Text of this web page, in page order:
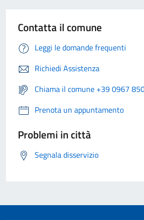
Contatta il comune
Leggi le domande frequenti
Richiedi Assistenza
Chiama il comune +39 0967
Prenota un appuntamento
Problemi in città
Segnala disservizio